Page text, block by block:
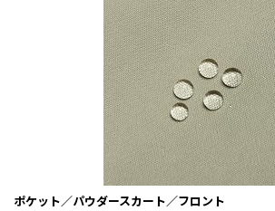
ポケット／パウダースカート／フロント